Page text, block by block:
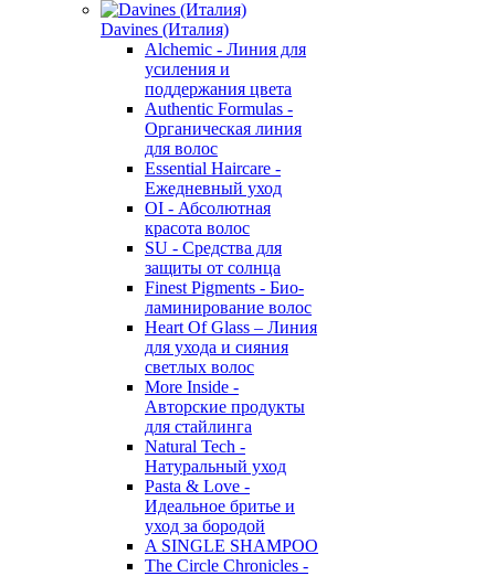
Davines (Италия)
Alchemic - Линия для
усиления и
поддержания цвета
Authentic Formulas -
Органическая линия
для волос
Essential Haircare -
Eжедневный уход
OI - Абсолютная
красота волос
SU - Средства для
защиты от солнца
Finest Pigments - Био-
ламинирование волос
Heart Of Glass – Линия
для ухода и сияния
светлых волос
More Inside -
Авторские продукты
для стайлинга
Natural Tech -
Натуральный уход
Pasta & Love -
Идеальное бритье и
уход за бородой
A SINGLE SHAMPOO
The Circle Chronicles -